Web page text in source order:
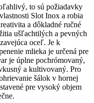
to sú požiadavky
Slot Inox a robia
a dôkladné ručné
ušľachtilých a pevných
oceľ. Je k
mlieka je určená pre
je úplne pochrómovaný,
a kultivovaný. Pro
šálok v hornej
pre vysoký objem